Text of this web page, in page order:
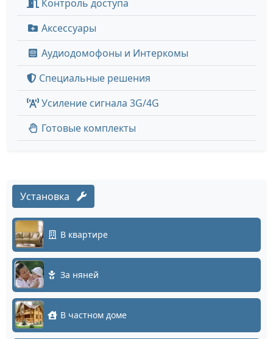
Контроль доступа
Аксессуары
Аудиодомофоны и Интеркомы
Специальные решения
Усиление сигнала 3G/4G
Готовые комплекты
Установка
В квартире
За няней
В частном доме